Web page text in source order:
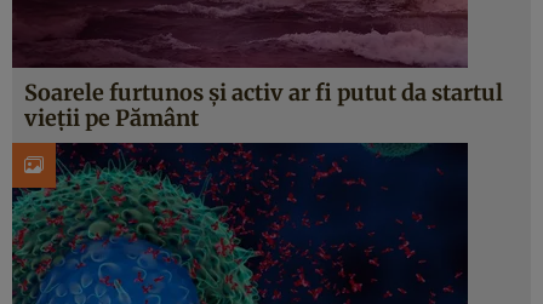
Soarele furtunos și activ ar fi putut da startul
vieții pe Pământ